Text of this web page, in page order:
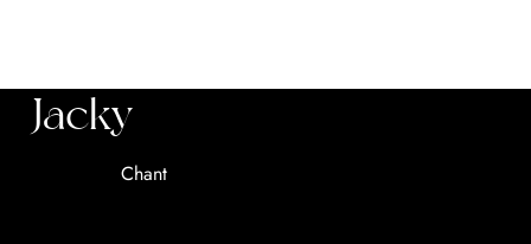
Jacky
Chant